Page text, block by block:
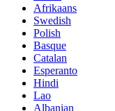
Afrikaans
Swedish
Polish
Basque
Catalan
Esperanto
Hindi
Lao
Albanian